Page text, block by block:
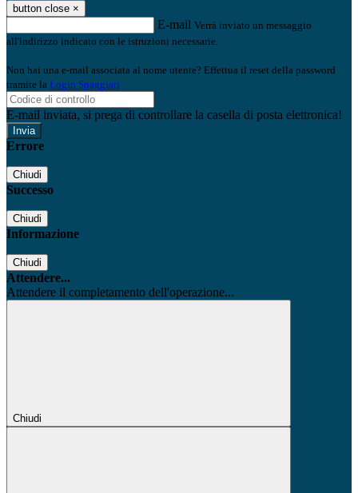
button close ×
E-mail Verrà inviato un messaggio
all'indirizzo indicato con le istruzioni necessarie.
Non hai una e-mail associata al nome utente? Effettua il reset della password
tramite la Login Spaggiari
E-mail inviata, si prega di controllare la casella di posta elettronica!
Errore
Chiudi
Successo
Chiudi
Informazione
Chiudi
Attendere...
Attendere il completamento dell'operazione...
Chiudi